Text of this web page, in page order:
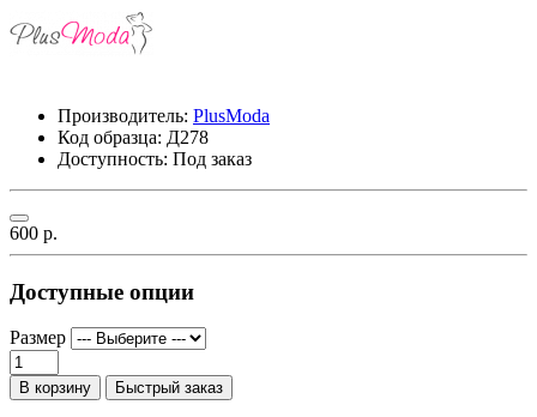
Производитель: PlusModa
Код образца: Д278
Доступность: Под заказ
600 р.
Доступные опции
Размер
В корзину Быстрый заказ